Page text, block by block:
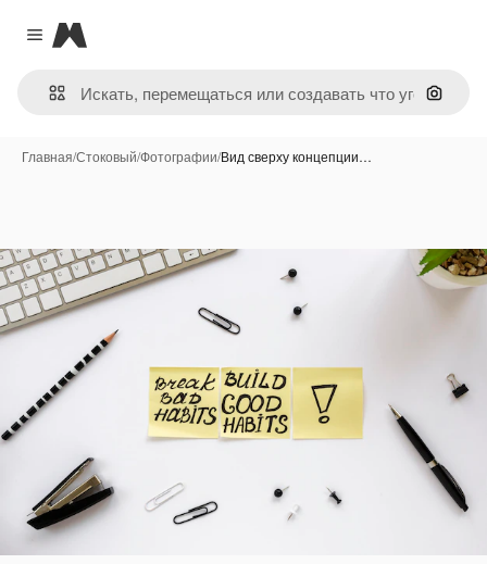
Close menu
Magnific
Поиск
Главная/Стоковый/Фотографии/Вид сверху концепции…